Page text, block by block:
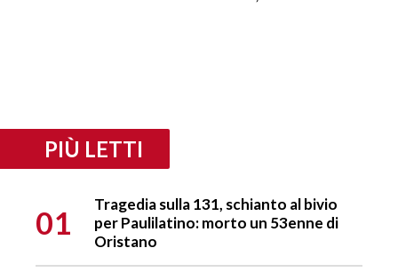
PIÙ LETTI
01
Tragedia sulla 131, schianto al bivio
per Paulilatino: morto un 53enne di
Oristano